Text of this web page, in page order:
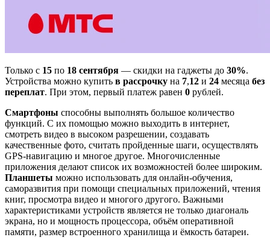
Только с 15 по 18 сентября — скидки на гаджеты до 30%.
Устройства можно купить в рассрочку на 7,12 и 24 месяца без
переплат. При этом, первый платеж равен 0 рублей.
Смартфоны способны выполнять большое количество
функций. С их помощью можно выходить в интернет,
смотреть видео в высоком разрешении, создавать
качественные фото, считать пройденные шаги, осуществлять
GPS-навигацию и многое другое. Многочисленные
приложения делают список их возможностей более широким.
Планшеты можно использовать для онлайн-обучения,
саморазвития при помощи специальных приложений, чтения
книг, просмотра видео и многого другого. Важными
характеристиками устройств является не только диагональ
экрана, но и мощность процессора, объём оперативной
памяти, размер встроенного хранилища и ёмкость батареи.